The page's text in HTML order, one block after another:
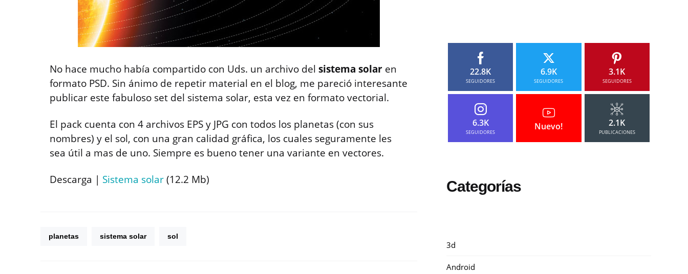
No hace mucho había compartido con Uds. un archivo del sistema solar en
formato PSD. Sin ánimo de repetir material en el blog, me pareció interesante
publicar este fabuloso set del sistema solar, esta vez en formato vectorial.
El pack cuenta con 4 archivos EPS y JPG con todos los planetas (con sus
nombres) y el sol, con una gran calidad gráfica, los cuales seguramente les
sea útil a mas de uno. Siempre es bueno tener una variante en vectores.
Descarga | Sistema solar(12.2 Mb)
planetas sistema solar sol
22.8K
SEGUIDORES
6.9K
SEGUIDORES
3.1K
SEGUIDORES
6.3K
SEGUIDORES
Nuevo! 2.1K
PUBLICACIONES
Categorías
3d
Android